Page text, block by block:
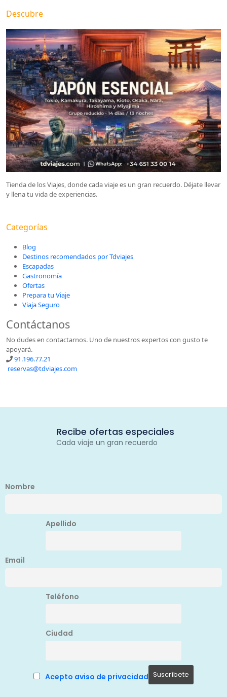
Descubre
Tienda de los Viajes, donde cada viaje es un gran recuerdo. Déjate llevar
y llena tu vida de experiencias.
Categorías
Blog
Destinos recomendados por Tdviajes
Escapadas
Gastronomía
Ofertas
Prepara tu Viaje
Viaja Seguro
Contáctanos
No dudes en contactarnos. Uno de nuestros expertos con gusto te
apoyará.
91.196.77.21
reservas@tdviajes.com
Recibe ofertas especiales
Cada viaje un gran recuerdo
Nombre
Apellido
Email
Teléfono
Ciudad
Acepto aviso de privacidad